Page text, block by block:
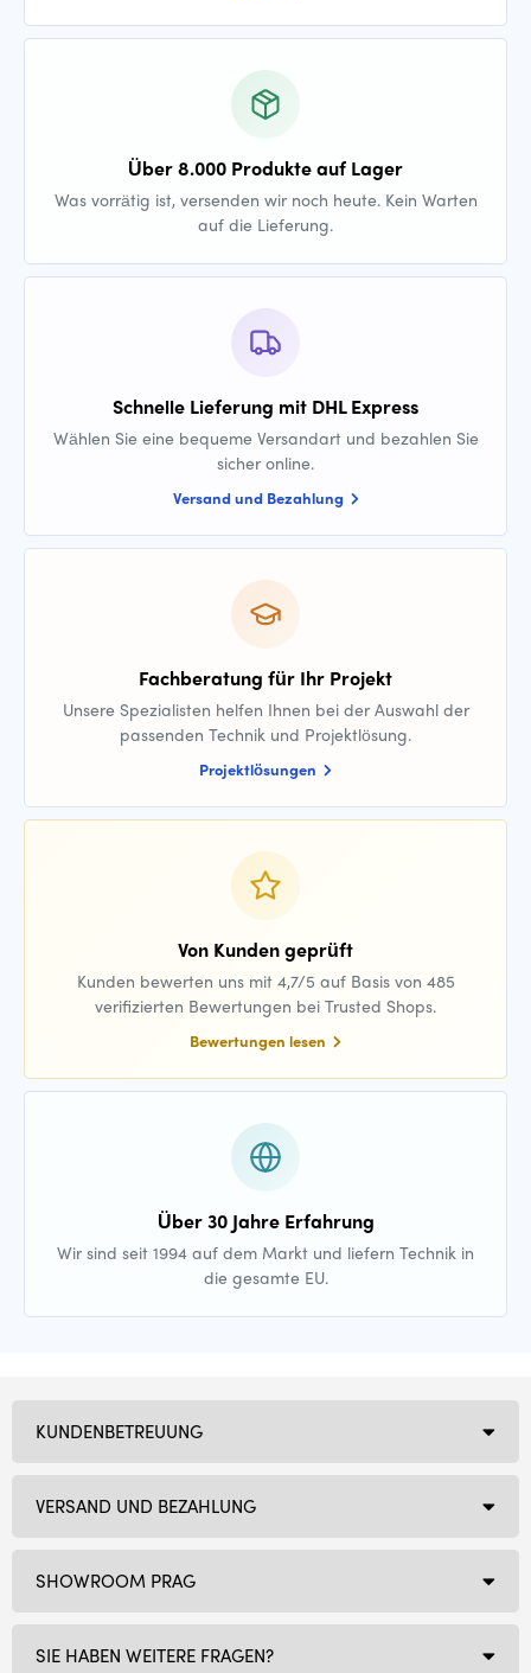
Über 8.000 Produkte auf Lager
Was vorrätig ist, versenden wir noch heute. Kein Warten
auf die Lieferung.
Schnelle Lieferung mit DHL Express
Wählen Sie eine bequeme Versandart und bezahlen Sie
sicher online.
Versand und Bezahlung
Fachberatung für Ihr Projekt
Unsere Spezialisten helfen Ihnen bei der Auswahl der
passenden Technik und Projektlösung.
Projektlösungen
Von Kunden geprüft
Kunden bewerten uns mit 4,7/5 auf Basis von 485
verifizierten Bewertungen bei Trusted Shops.
Bewertungen lesen
Über 30 Jahre Erfahrung
Wir sind seit 1994 auf dem Markt und liefern Technik in
die gesamte EU.
SHOWROOM PRAG
SIE HABEN WEITERE FRAGEN?
KUNDENBETREUUNG
VERSAND UND BEZAHLUNG